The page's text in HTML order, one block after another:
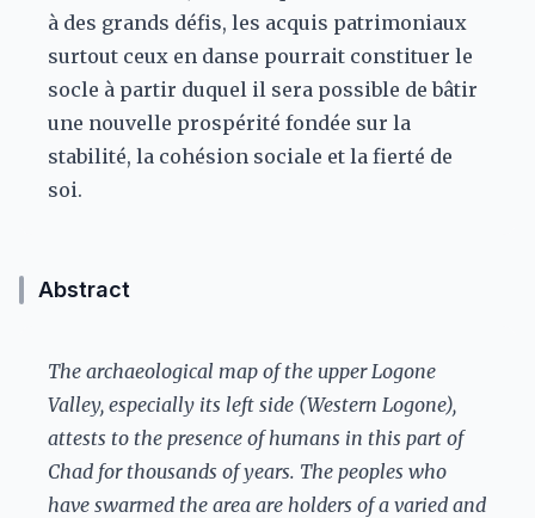
à des grands défis, les acquis patrimoniaux
surtout ceux en danse pourrait constituer le
socle à partir duquel il sera possible de bâtir
une nouvelle prospérité fondée sur la
stabilité, la cohésion sociale et la fierté de
soi.
Abstract
The archaeological map of the upper Logone
Valley, especially its left side (Western Logone),
attests to the presence of humans in this part of
Chad for thousands of years. The peoples who
have swarmed the area are holders of a varied and